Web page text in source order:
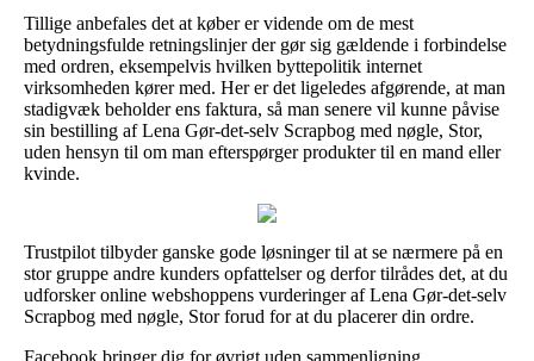
Tillige anbefales det at køber er vidende om de mest
betydningsfulde retningslinjer der gør sig gældende i forbindelse
med ordren, eksempelvis hvilken byttepolitik internet
virksomheden kører med. Her er det ligeledes afgørende, at man
stadigvæk beholder ens faktura, så man senere vil kunne påvise
sin bestilling af Lena Gør-det-selv Scrapbog med nøgle, Stor,
uden hensyn til om man efterspørger produkter til en mand eller
kvinde.
Trustpilot tilbyder ganske gode løsninger til at se nærmere på en
stor gruppe andre kunders opfattelser og derfor tilrådes det, at du
udforsker online webshoppens vurderinger af Lena Gør-det-selv
Scrapbog med nøgle, Stor forud for at du placerer din ordre.
Facebook bringer dig for øvrigt uden sammenligning